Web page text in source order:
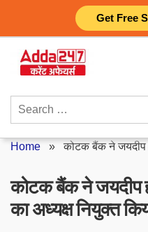
Get Free
content
Search
Home »कोटक बैंक ने जयदीप
कोटक बैंक ने जयदीप
का अध्यक्ष नियुक्त